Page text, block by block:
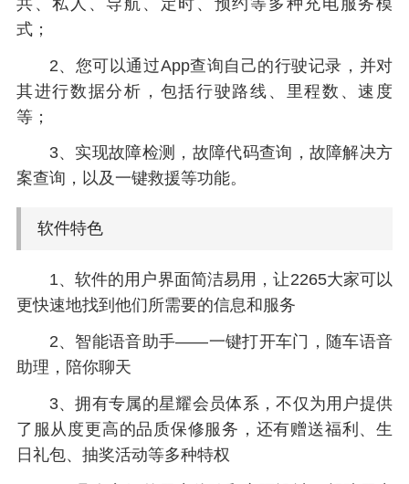
式；
2、您可以通过App查询自己的行驶记录，并对
其进行数据分析，包括行驶路线、里程数、速度
等；
3、实现故障检测，故障代码查询，故障解决方
案查询，以及一键救援等功能。
软件特色
1、软件的用户界面简洁易用，让2265大家可以
更快速地找到他们所需要的信息和服务
2、智能语音助手——一键打开车门，随车语音
助理，陪你聊天
3、拥有专属的星耀会员体系，不仅为用户提供
了服从度更高的品质保修服务，还有赠送福利、生
日礼包、抽奖活动等多种特权